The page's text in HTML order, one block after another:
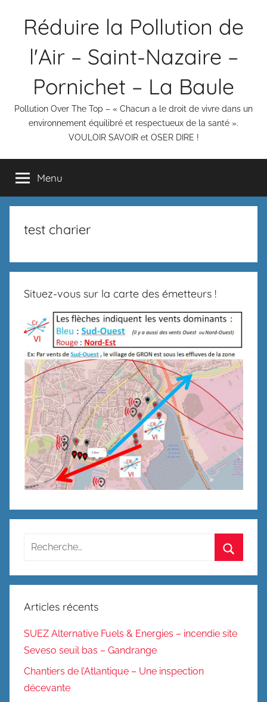
Réduire la Pollution de
l'Air – Saint-Nazaire –
Pornichet – La Baule
Pollution Over The Top – « Chacun a le droit de vivre dans un
environnement équilibré et respectueux de la santé ».
VOULOIR SAVOIR et OSER DIRE !
Menu
test charier
Situez-vous sur la carte des émetteurs !
Recherche
:
Articles récents
SUEZ Alternative Fuels & Energies – incendie site
Seveso seuil bas – Gandrange
Chantiers de l’Atlantique – Une inspection
décevante